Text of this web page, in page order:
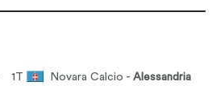
1T Novara Calcio -Alessandria